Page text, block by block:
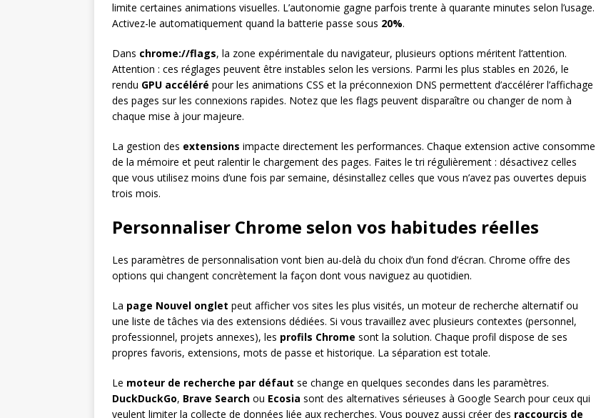
limite certaines animations visuelles. L’autonomie gagne parfois trente à quarante minutes selon l’usage.
Activez-le automatiquement quand la batterie passe sous 20%.
Dans chrome://flags, la zone expérimentale du navigateur, plusieurs options méritent l’attention.
Attention : ces réglages peuvent être instables selon les versions. Parmi les plus stables en 2026, le
rendu GPU accéléré pour les animations CSS et la préconnexion DNS permettent d’accélérer l’affichage
des pages sur les connexions rapides. Notez que les flags peuvent disparaître ou changer de nom à
chaque mise à jour majeure.
La gestion des extensions impacte directement les performances. Chaque extension active consomme
de la mémoire et peut ralentir le chargement des pages. Faites le tri régulièrement : désactivez celles
que vous utilisez moins d’une fois par semaine, désinstallez celles que vous n’avez pas ouvertes depuis
trois mois.
Personnaliser Chrome selon vos habitudes réelles
Les paramètres de personnalisation vont bien au-delà du choix d’un fond d’écran. Chrome offre des
options qui changent concrètement la façon dont vous naviguez au quotidien.
La page Nouvel onglet peut afficher vos sites les plus visités, un moteur de recherche alternatif ou
une liste de tâches via des extensions dédiées. Si vous travaillez avec plusieurs contextes (personnel,
professionnel, projets annexes), les profils Chrome sont la solution. Chaque profil dispose de ses
propres favoris, extensions, mots de passe et historique. La séparation est totale.
Le moteur de recherche par défaut se change en quelques secondes dans les paramètres.
DuckDuckGo, Brave Search ou Ecosia sont des alternatives sérieuses à Google Search pour ceux qui
veulent limiter la collecte de données liée aux recherches. Vous pouvez aussi créer des raccourcis de